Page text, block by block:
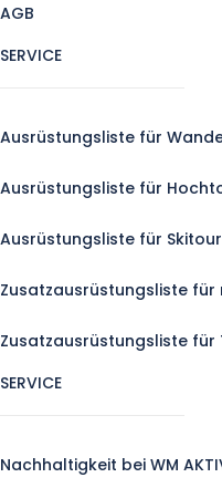
AGB
SERVICE
Ausrüstungsliste für
Ausrüstungsliste für
Ausrüstungsliste für
Zusatzausrüstungsliste
Zusatzausrüstungsliste für
SERVICE
Nachhaltigkeit bei WM AKTIV